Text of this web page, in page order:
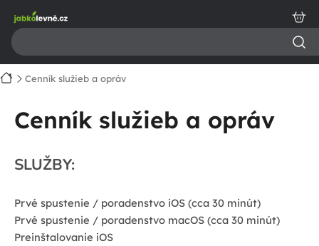
obsah
DomovCenník služieb a opráv
Cenník služieb a opráv
SLUŽBY:
Prvé spustenie / poradenstvo iOS (cca 30 minút)
Prvé spustenie / poradenstvo macOS (cca 30 minút)
Preinštalovanie iOS